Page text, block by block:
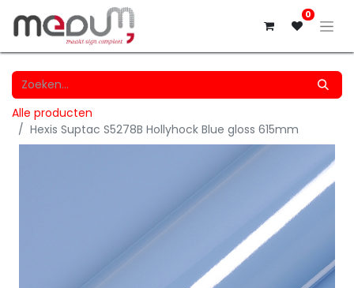
0
Alle producten
Hexis Suptac S5278B Hollyhock Blue gloss 615mm